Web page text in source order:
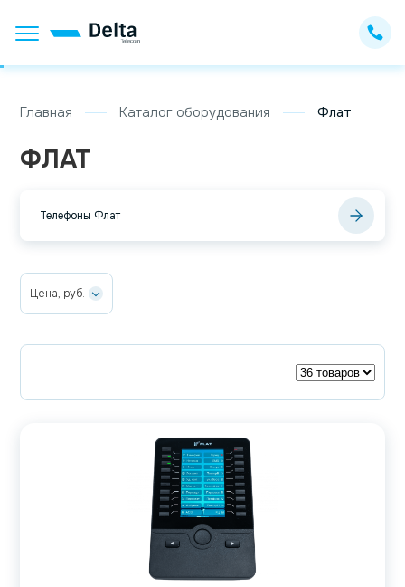
Главная Каталог оборудования Флат
ФЛАТ
Телефоны Флат
Цена, руб.